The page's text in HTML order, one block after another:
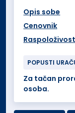
Opis sobe
Cenovnik
Raspoloživost
POPUSTI
Za tačan
osoba.